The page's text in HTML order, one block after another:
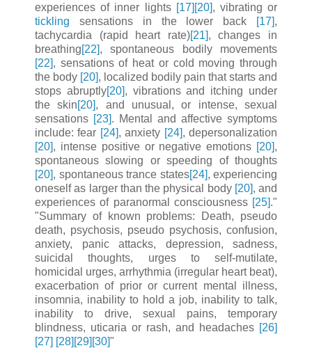
experiences of inner lights [17] [20], vibrating or
tickling sensations in the lower back [17],
tachycardia (rapid heart rate)[21], changes in
breathing[22], spontaneous bodily movements
[22], sensations of heat or cold moving through
the body [20], localized bodily pain that starts and
stops abruptly[20], vibrations and itching under
the skin[20], and unusual, or intense, sexual
sensations [23]. Mental and affective symptoms
include: fear [24], anxiety [24], depersonalization
[20], intense positive or negative emotions [20],
spontaneous slowing or speeding of thoughts
[20], spontaneous trance states[24], experiencing
oneself as larger than the physical body [20], and
experiences of paranormal consciousness [25]."
"Summary of known problems: Death, pseudo
death, psychosis, pseudo psychosis, confusion,
anxiety, panic attacks, depression, sadness,
suicidal thoughts, urges to self-mutilate,
homicidal urges, arrhythmia (irregular heart beat),
exacerbation of prior or current mental illness,
insomnia, inability to hold a job, inability to talk,
inability to drive, sexual pains, temporary
blindness, uticaria or rash, and headaches [26]
[27] [28] [29] [30]"